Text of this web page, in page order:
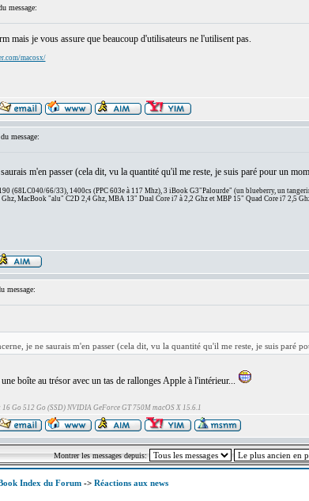
message:
mais je vous assure que beaucoup d'utilisateurs ne l'utilisent pas.
macosx/
message:
m'en passer (cela dit, vu la quantité qu'il me reste, je suis paré pour un
(68LC040/66/33), 1400cs (PPC 603e à 117 Mhz), 3 iBook G3"Palourde" (un blueberry, un
MacBook "alu" C2D 2,4 Ghz, MBA 13" Dual Core i7 à 2,2 Ghz et MBP 15" Quad Core i7 2,5
message:
je ne saurais m'en passer (cela dit, vu la quantité qu'il me reste, je suis paré
boîte au trésor avec un tas de rallonges Apple à l'intérieur...
Go 512 Go (SSD) NVIDIA GeForce GT 750M macOS X 15.6.1
Montrer les messages depuis:
Index du Forum-> Réactions aux news